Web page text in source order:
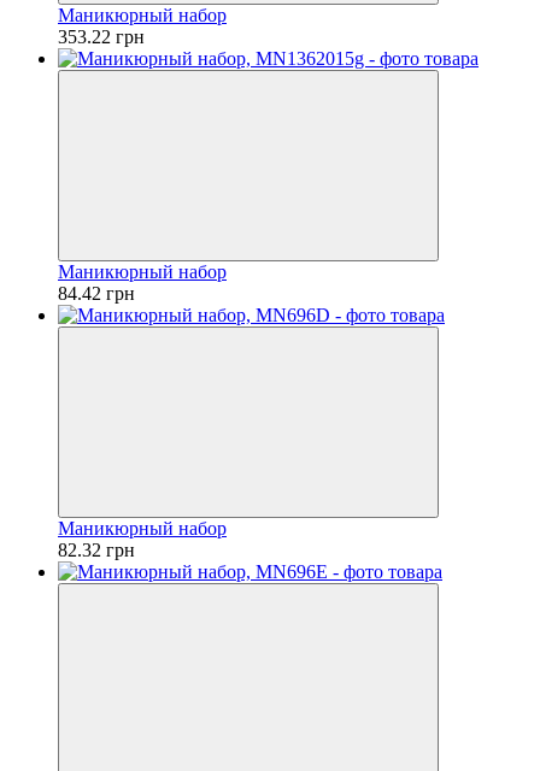
Маникюрный набор
353.22 грн
Маникюрный набор
84.42 грн
Маникюрный набор
82.32 грн